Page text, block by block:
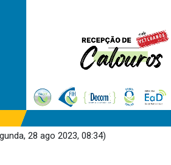
28 ago 2023, 08:34)